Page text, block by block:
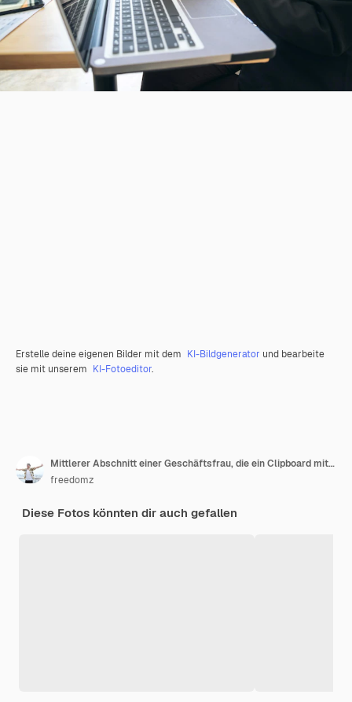
Erstelle deine eigenen Bilder mit dem KI-Bildgenerator und bearbeite
sie mit unserem KI-Fotoeditor.
Mittlerer Abschnitt einer Geschäftsfrau, die ein Clipboard mit einem Laptop am Tisch hält
freedomz
Diese Fotos könnten dir auch gefallen